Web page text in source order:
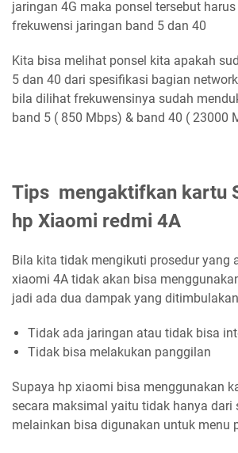
jaringan 4G maka ponsel tersebut
frekuwensi jaringan band 5 dan 40
Kita bisa melihat ponsel kita apakah
5 dan 40 dari spesifikasi bagian
bila dilihat frekuwensinya sudah
band 5 ( 850 Mbps) & band 40 ( 23000
Tips mengaktifkan kartu
hp Xiaomi redmi 4A
Bila kita tidak mengikuti prosedur yang
xiaomi 4A tidak akan bisa
jadi ada dua dampak yang
Tidak ada jaringan atau tidak bisa
Tidak bisa melakukan panggilan
Supaya hp xiaomi bisa menggunakan
secara maksimal yaitu tidak hanya dari
melainkan bisa digunakan untuk menu